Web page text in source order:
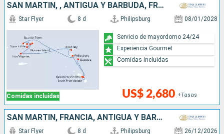
SAN MARTÍN, , ANTIGUA Y BARBUDA, FRANCIA
Comidas incluidas
Star Flyer 8 d Philipsburg 08/01/2028
US$ 2,680 +Tasas
Servicio de mayordomo 24/24
Experiencia Gourmet
Comidas incluidas
SAN MARTÍN, FRANCIA, ANTIGUA Y BARBUDA,
Star Flyer 8 d Philipsburg 26/12/2026